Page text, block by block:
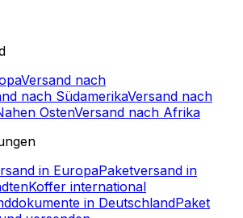
Versand nach
nach SüdamerikaVersand nach
OstenVersand nach Afrika
in EuropaPaketversand in
Koffer international
in DeutschlandPaket